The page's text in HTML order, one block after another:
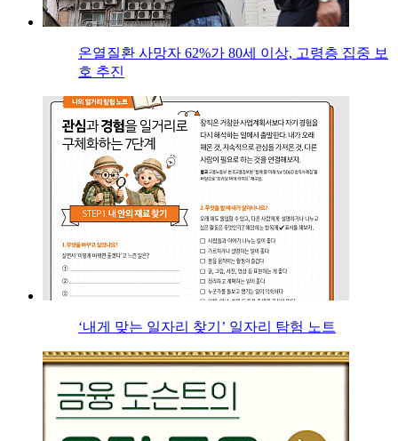
온열질환 사망자 62%가 80세 이상, 고령층 집중 보
호 추진
‘내게 맞는 일자리 찾기’ 일자리 탐험 노트